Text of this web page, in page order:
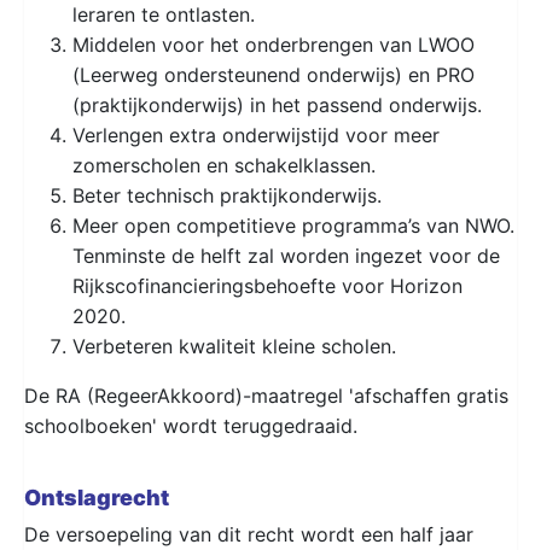
leraren te ontlasten.
Middelen voor het onderbrengen van LWOO
(Leerweg ondersteunend onderwijs) en PRO
(praktijkonderwijs) in het passend onderwijs.
Verlengen extra onderwijstijd voor meer
zomerscholen en schakelklassen.
Beter technisch praktijkonderwijs.
Meer open competitieve programma’s van NWO.
Tenminste de helft zal worden ingezet voor de
Rijkscofinancieringsbehoefte voor Horizon
2020.
Verbeteren kwaliteit kleine scholen.
De RA (RegeerAkkoord)-maatregel 'afschaffen gratis
schoolboeken' wordt teruggedraaid.
Ontslagrecht
De versoepeling van dit recht wordt een half jaar